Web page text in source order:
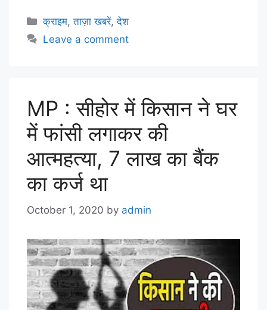
क्राइम,ताज़ा खबरें,देश
Leave a comment
MP : सीहोर में किसान ने घर
में फांसी लगाकर की
आत्महत्या, 7 लाख का बैंक
का कर्ज था
October 1, 2020 by admin